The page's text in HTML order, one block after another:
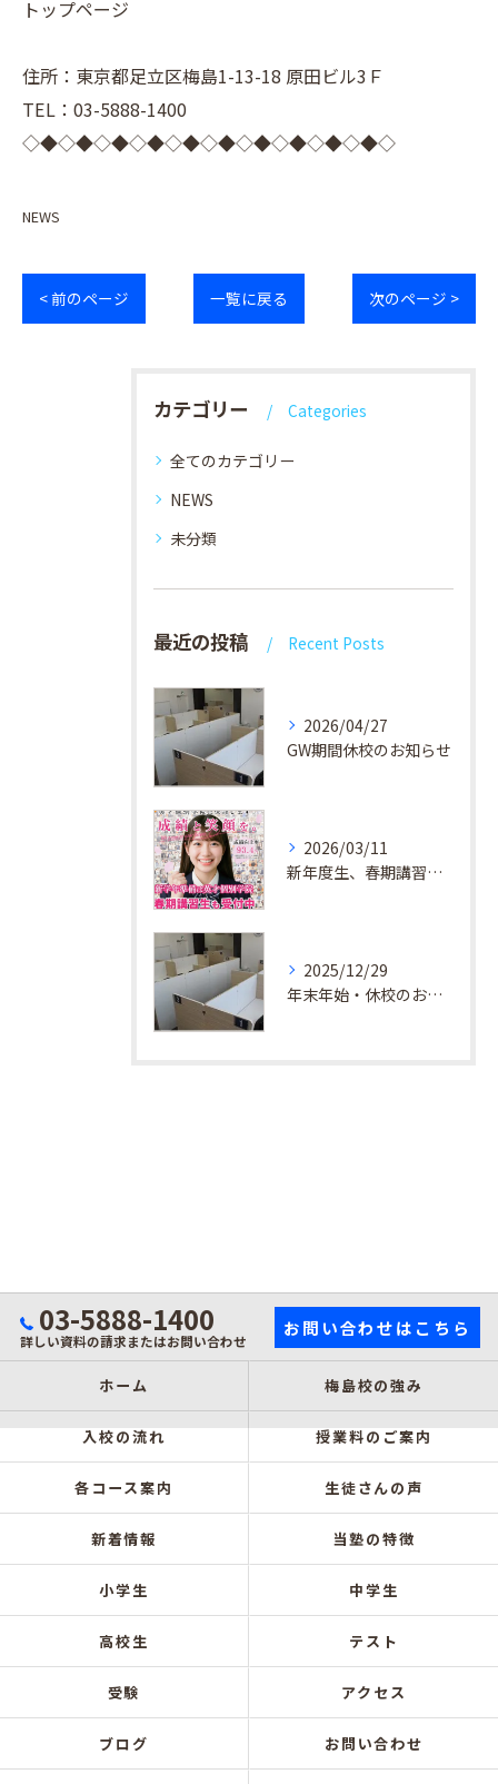
トップページ
住所：東京都足立区梅島1-13-18 原田ビル3Ｆ
TEL：03-5888-1400
◇◆◇◆◇◆◇◆◇◆◇◆◇◆◇◆◇◆◇◆◇
NEWS
< 前のページ 一覧に戻る 次のページ >
カテゴリー Categories
全てのカテゴリー
NEWS
未分類
最近の投稿 Recent Posts
2026/04/27
GW期間休校のお知らせ
2026/03/11
新年度生、春期講習生 受付中！
2025/12/29
年末年始・休校のお知らせ
03-5888-1400
詳しい資料の請求またはお問い合わせ
お問い合わせはこちら
ホーム 梅島校の強み
入校の流れ 授業料のご案内
各コース案内 生徒さんの声
新着情報 当塾の特徴
小学生 中学生
高校生 テスト
受験 アクセス
ブログ お問い合わせ